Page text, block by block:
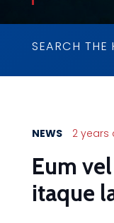
SEARCH THE
NEWS 2 years
Eum
itaque